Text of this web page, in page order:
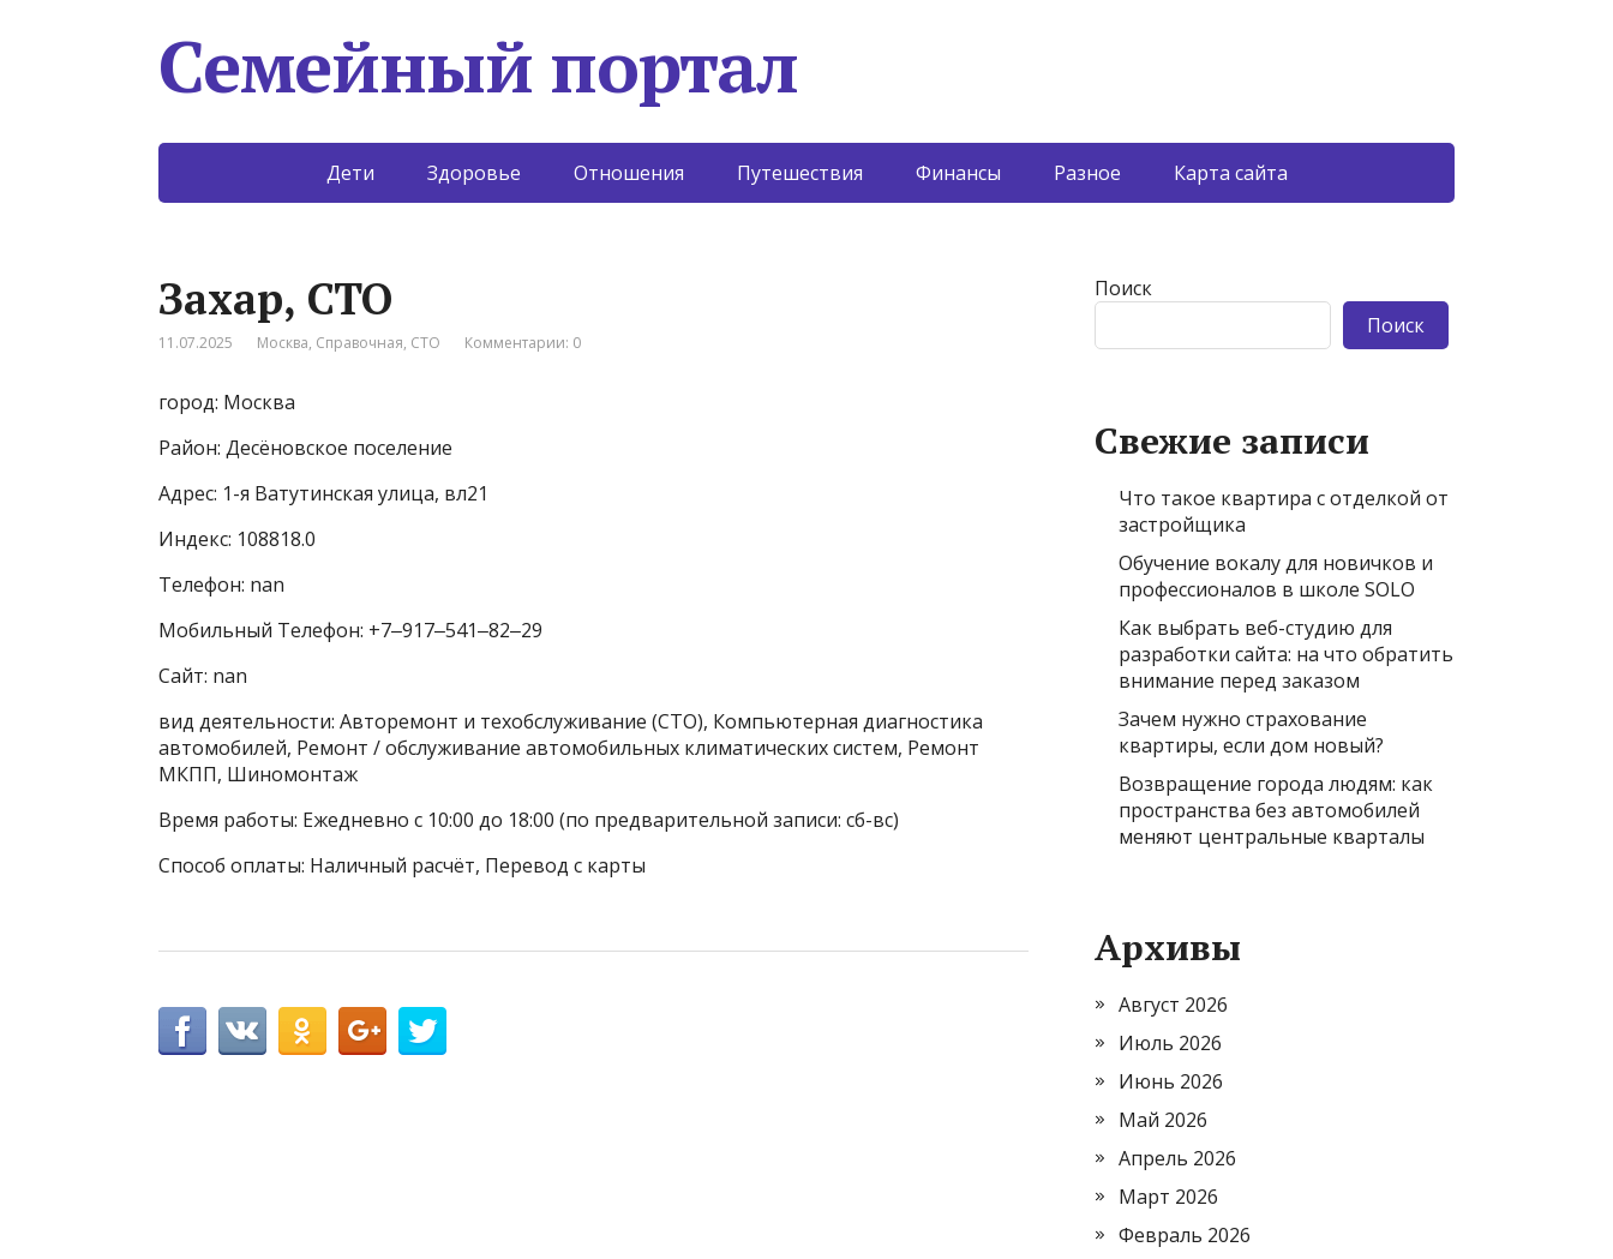
Семейный портал
Дети Здоровье Отношения Путешествия Финансы Разное Карта сайта
Захар, СТО
11.07.2025 Москва, Справочная, СТО Комментарии: 0
город: Москва
Район: Десёновское поселение
Адрес: 1-я Ватутинская улица, вл21
Индекс: 108818.0
Телефон: nan
Мобильный Телефон: +7‒917‒541‒82‒29
Сайт: nan
вид деятельности: Авторемонт и техобслуживание (СТО), Компьютерная диагностика
автомобилей, Ремонт / обслуживание автомобильных климатических систем, Ремонт
МКПП, Шиномонтаж
Время работы: Ежедневно с 10:00 до 18:00 (по предварительной записи: сб-вс)
Способ оплаты: Наличный расчёт, Перевод с карты
Поиск
Поиск
Свежие записи
Что такое квартира с отделкой от
застройщика
Обучение вокалу для новичков и
профессионалов в школе SOLO
Как выбрать веб-студию для
разработки сайта: на что обратить
внимание перед заказом
Зачем нужно страхование
квартиры, если дом новый?
Возвращение города людям: как
пространства без автомобилей
меняют центральные кварталы
Архивы
Август 2026
Июль 2026
Июнь 2026
Май 2026
Апрель 2026
Март 2026
Февраль 2026